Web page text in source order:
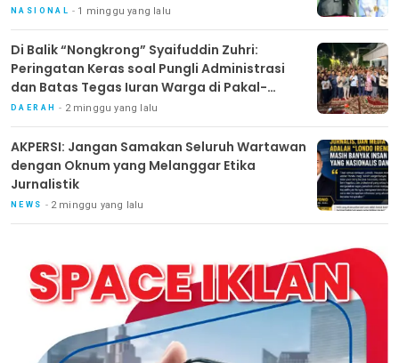
NASIONAL 1 minggu yang lalu
Di Balik “Nongkrong” Syaifuddin Zuhri:
Peringatan Keras soal Pungli Administrasi
dan Batas Tegas Iuran Warga di Pakal-
Benowo
DAERAH 2 minggu yang lalu
AKPERSI: Jangan Samakan Seluruh Wartawan
dengan Oknum yang Melanggar Etika
Jurnalistik
NEWS 2 minggu yang lalu